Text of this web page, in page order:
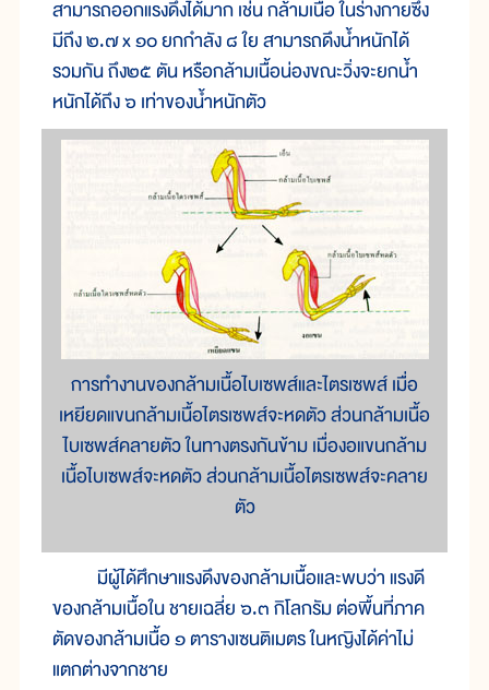
สามารถออกแรงดึงได้มาก เช่น กล้ามเนื้อ ในร่างกายซึ่ง
มีถึง ๒.๗ x ๑๐ ยกกำลัง ๘ ใย สามารถดึงน้ำหนักได้
รวมกัน ถึง๒๕ ตัน หรือกล้ามเนื้อน่องขณะวิ่งจะยกน้ำ
หนักได้ถึง ๖ เท่าของน้ำหนักตัว
การทำงานของกล้ามเนื้อไบเซพส์และไตรเซพส์ เมื่อ
เหยียดแขนกล้ามเนื้อไตรเซพส์จะหดตัว ส่วนกล้ามเนื้อ
ไบเซพส์คลายตัว ในทางตรงกันข้าม เมื่องอแขนกล้าม
เนื้อไบเซพส์จะหดตัว ส่วนกล้ามเนื้อไตรเซพส์จะคลาย
ตัว
มีผู้ได้ศึกษาแรงดึงของกล้ามเนื้อและพบว่า แรงดี
ของกล้ามเนื้อใน ชายเฉลี่ย ๖.๓ กิโลกรัม ต่อพื้นที่ภาค
ตัดของกล้ามเนื้อ ๑ ตารางเซนติเมตร ในหญิงได้ค่าไม่
แตกต่างจากชาย